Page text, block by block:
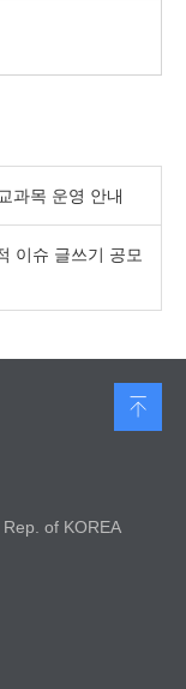
과목 운영 안내
이슈 글쓰기 공모
of KOREA